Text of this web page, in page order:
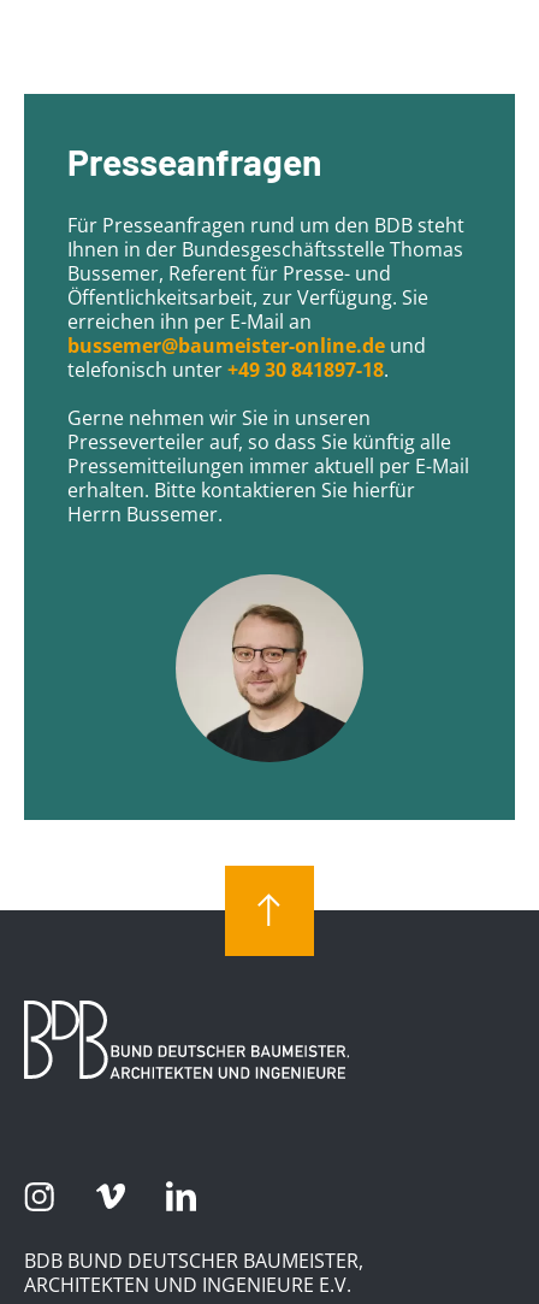
Presseanfragen
Für Presseanfragen rund um den BDB steht
Ihnen in der Bundesgeschäftsstelle Thomas
Bussemer, Referent für Presse- und
Öffentlichkeitsarbeit, zur Verfügung. Sie
erreichen ihn per E-Mail an
bussemer@baumeister-online.de und
telefonisch unter+49 30 841897-18.
Gerne nehmen wir Sie in unseren
Presseverteiler auf, so dass Sie künftig alle
Pressemitteilungen immer aktuell per E-Mail
erhalten. Bitte kontaktieren Sie hierfür
Herrn Bussemer.
BDB BUND DEUTSCHER BAUMEISTER,
ARCHITEKTEN UND INGENIEURE E.V.